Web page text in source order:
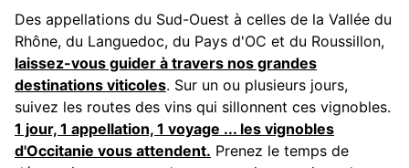
Des appellations du Sud-Ouest à celles de la Vallée du
Rhône, du Languedoc, du Pays d'OC et du Roussillon,
laissez-vous guider à travers nos grandes
destinations viticoles. Sur un ou plusieurs jours,
suivez les routes des vins qui sillonnent ces vignobles.
1 jour, 1 appellation, 1 voyage ... les vignobles
d'Occitanie vous attendent. Prenez le temps de